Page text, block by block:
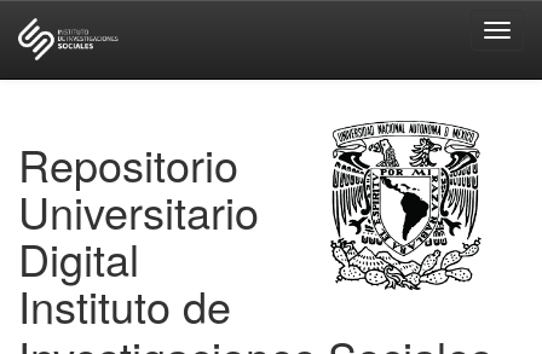
Repositorio
Universitario
Digital
Instituto de